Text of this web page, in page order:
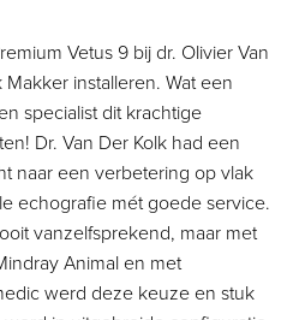
Vetus 9 bij dr. Olivier Van
installeren. Wat een
specialist dit krachtige
Dr. Van Der Kolk had een
naar een verbetering op vlak
echografie mét goede service.
vanzelfsprekend, maar met
Animal en met
werd deze keuze en stuk